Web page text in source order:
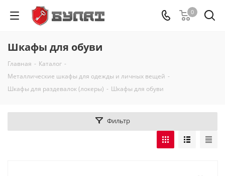
0
Шкафы для обуви
Главная - Каталог -
Металлические шкафы для одежды и личных вещей -
Шкафы для раздевалок (локеры) - Шкафы для обуви
Фильтр